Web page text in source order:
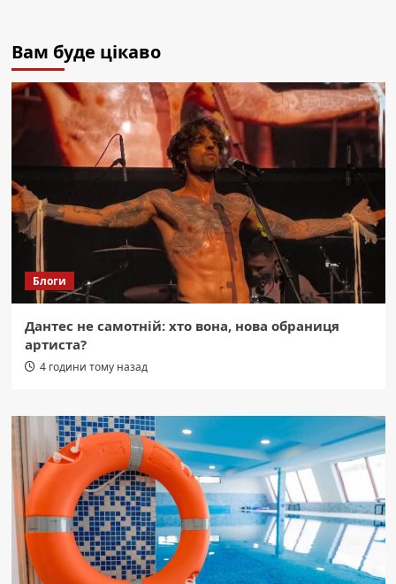
Вам буде цікаво
Блоги
Дантес не самотній: хто вона, нова обраниця
артиста?
4 години тому назад